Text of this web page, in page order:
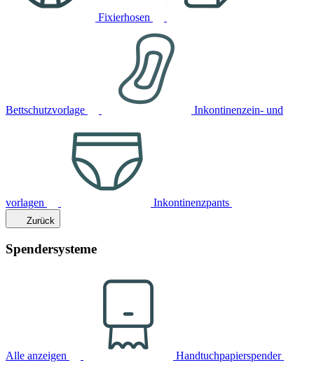
Fixierhosen
Bettschutzvorlage Inkontinenzein- und
vorlagen Inkontinenzpants
Zurück
Spendersysteme
Alle anzeigen Handtuchpapierspender